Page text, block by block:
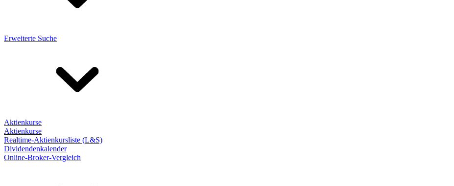
Erweiterte Suche
Aktienkurse
Aktienkurse
Realtime-Aktienkursliste (L&S)
Dividendenkalender
Online-Broker-Vergleich